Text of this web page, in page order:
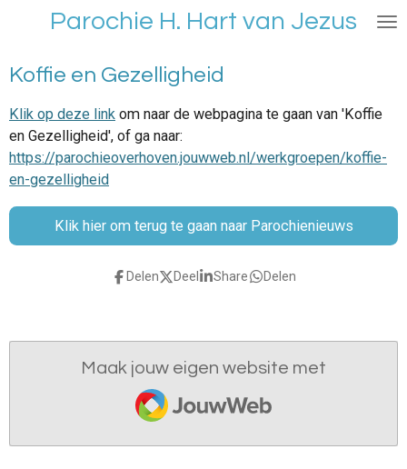
de
hoofdinhoud
Parochie H. Hart van Jezus
Koffie en Gezelligheid
Klik op deze link om naar de webpagina te gaan van 'Koffie
en Gezelligheid', of ga naar:
https://parochieoverhoven.jouwweb.nl/werkgroepen/koffie-
en-gezelligheid
Klik hier om terug te gaan naar Parochienieuws
Delen Deel Share Delen
Maak jouw eigen website met
JouwWeb